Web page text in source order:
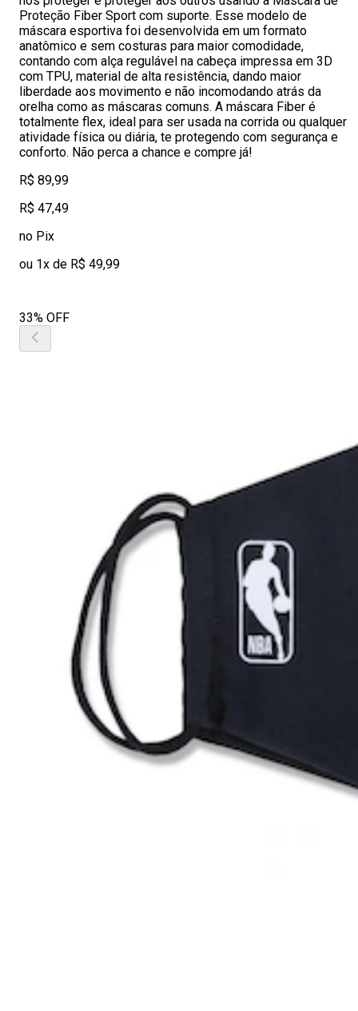
Proteção Fiber Sport com suporte. Esse modelo de
máscara esportiva foi desenvolvida em um formato
anatômico e sem costuras para maior comodidade,
contando com alça regulável na cabeça impressa em 3D
com TPU, material de alta resistência, dando maior
liberdade aos movimento e não incomodando atrás da
orelha como as máscaras comuns. A máscara Fiber é
totalmente flex, ideal para ser usada na corrida ou qualquer
atividade física ou diária, te protegendo com segurança e
conforto. Não perca a chance e compre já!
R$ 89,99
R$ 47,49
no Pix
ou 1x de R$ 49,99
33% OFF